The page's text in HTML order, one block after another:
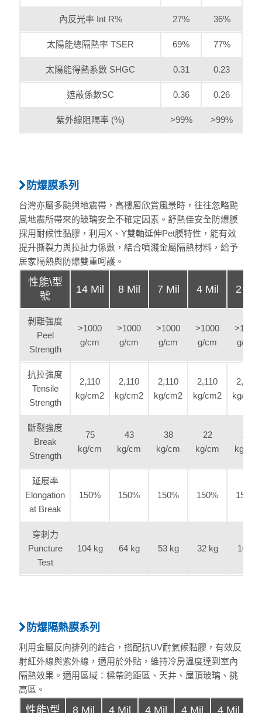
內反光率 Int R% 27% 36%
太陽能總隔熱率 TSER 69% 77%
太陽能得熱系數 SHGC 0.31 0.23
遮蔽係數SC 0.36 0.26
紫外線阻隔率 (%) >99% >99%
防爆膜系列
台灣亦屬多颱與地震帶，高樓層欣賞風景時，往往忽略颱
風地震所帶來的玻璃安全不確定因素。舒熱佳安全防爆膜
採用耐候性黏膠，利用X、Y雙軸延伸Pet膜特性，能有效
提升撕裂力與拉扯力係數，結合噴濺金屬隔熱材料，給予
居家隔熱與防爆雙重呵護。
性能\型
號
14 Mil 8 Mil 7 Mil 4 Mil 2 Mil
剝離強度
Peel
Strength
>1000
g/cm
>1000
g/cm
>1000
g/cm
>1000
g/cm
>1000
g/cm
抗拉強度
Tensile
Strength
2,110
kg/cm2
2,110
kg/cm2
2,110
kg/cm2
2,110
kg/cm2
2,110
kg/cm2
斷裂強度
Break
Strength
75
kg/cm
43
kg/cm
38
kg/cm
22
kg/cm
11
kg/cm
延展率
Elongation
at Break
150% 150% 150% 150% 150%
穿刺力
Puncture
Test
104 kg 64 kg 53 kg 32 kg 16kg
防爆隔熱膜系列
利用金屬反向排列的結合，搭配抗UV耐氣候黏膠，有效反
射紅外線與紫外線，適用於外貼，維持冷房溫度達到室內
隔熱效果。適用區域：樑帶跨距區、天井、屋頂玻璃、挑
高區。
性能\型 8 Mil 4 Mil 4 Mil 4 Mil 4 Mil